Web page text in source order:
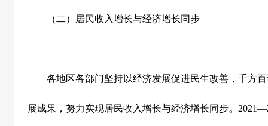
（二）居民收入增长与经济增长同步
各地区各部门坚持以经济发展促进民生改善，千方百
展成果，努力实现居民收入增长与经济增长同步。